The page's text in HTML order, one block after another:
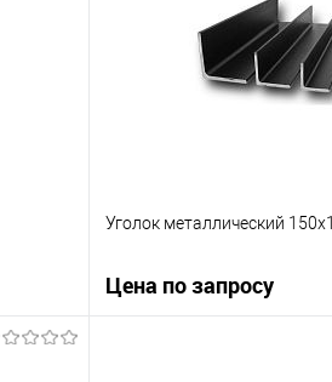
Уголок металлический
Цена по запросу